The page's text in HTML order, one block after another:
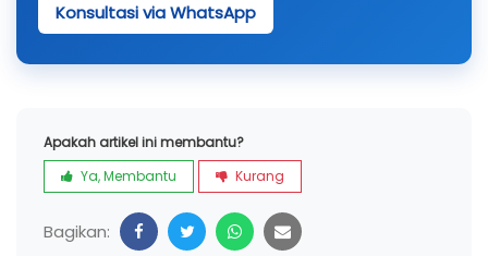
Konsultasi via WhatsApp
Apakah artikel ini membantu?
Ya, Membantu
Kurang
Bagikan: